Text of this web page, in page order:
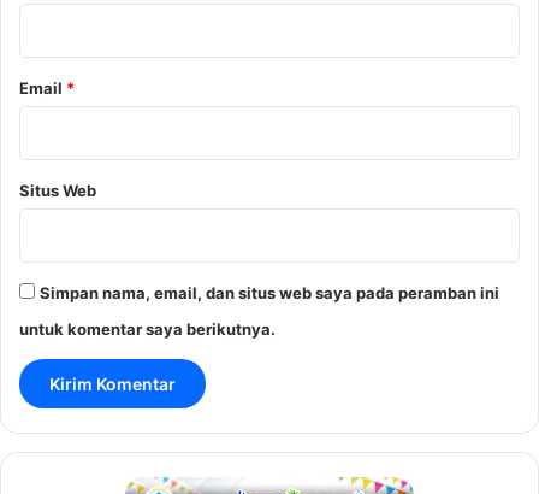
Email *
Situs Web
Simpan nama, email, dan situs web saya pada peramban ini
untuk komentar saya berikutnya.